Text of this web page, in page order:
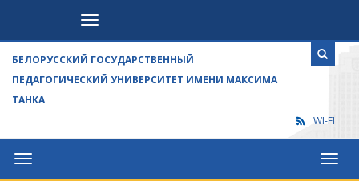
Посетителям
БЕЛОРУССКИЙ ГОСУДАРСТВЕННЫЙ
ПЕДАГОГИЧЕСКИЙ УНИВЕРСИТЕТ ИМЕНИ МАКСИМА
ТАНКА
WI-FI
Университет